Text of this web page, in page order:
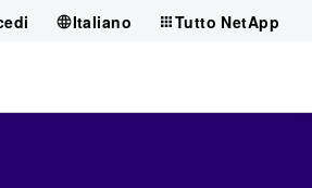
Italiano Tutto NetApp